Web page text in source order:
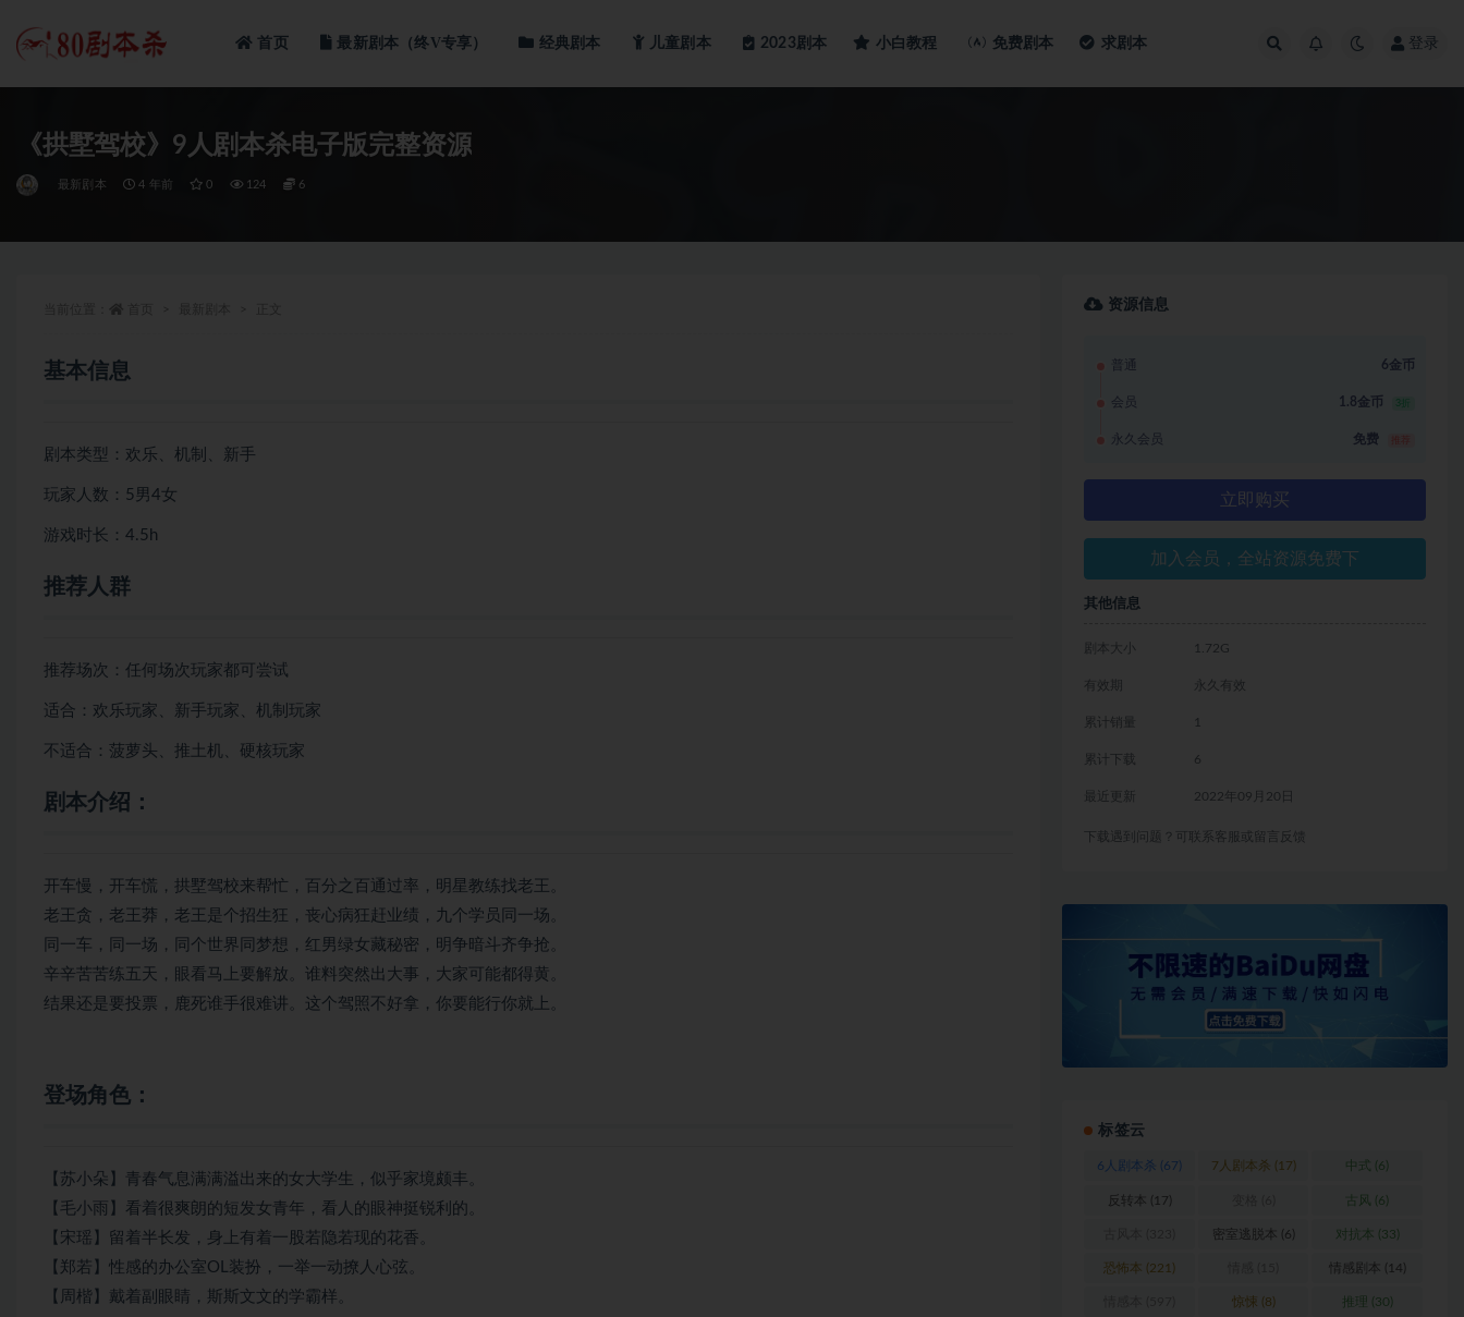
首页 最新剧本（终V专享） 经典剧本 儿童剧本 2023剧本 小白教程 免费剧本 求剧本 登录
《拱墅驾校》9人剧本杀电子版完整资源
最新剧本 4 年前 0 124 6
基本信息
剧本类型：欢乐、机制、新手
玩家人数：5男4女
游戏时长：4.5h
推荐人群
推荐场次：任何场次玩家都可尝试
适合：欢乐玩家、新手玩家、机制玩家
不适合：菠萝头、推土机、硬核玩家
剧本介绍：
开车慢，开车慌，拱墅驾校来帮忙，百分之百通过率，明星教练找老王。
老王贪，老王莽，老王是个招生狂，丧心病狂赶业绩，九个学员同一场。
同一车，同一场，同个世界同梦想，红男绿女藏秘密，明争暗斗齐争抢。
辛辛苦苦练五天，眼看马上要解放。谁料突然出大事，大家可能都得黄。
结果还是要投票，鹿死谁手很难讲。这个驾照不好拿，你要能行你就上。
登场角色：
【苏小朵】青春气息满满溢出来的女大学生，似乎家境颇丰。
【毛小雨】看着很爽朗的短发女青年，看人的眼神挺锐利的。
【宋瑶】留着半长发，身上有着一股若隐若现的花香。
【郑若】性感的办公室OL装扮，一举一动撩人心弦。
【周楷】戴着副眼睛，斯斯文文的学霸样。
资源信息
普通 6金币
会员 1.8金币 3折
永久会员 免费
立即购买
加入会员，全站资源免费下
其他信息
剧本大小 1.72G
有效期 永久有效
累计销量 1
累计下载 6
最近更新 2022年09月20日
下载遇到问题？可联系客服或留言反馈
标签云
6人剧本杀 (67) 7人剧本杀 (17) 中式 (6)
反转本 (17) 古风 (6)
密室逃脱本 (6) 对抗本 (33)
恐怖本 (221) 情感剧本 (14)
惊悚 (8) 推理 (30)